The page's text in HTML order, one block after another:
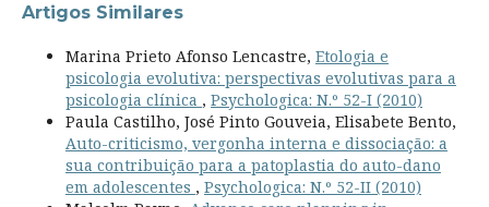
Artigos Similares
Marina Prieto Afonso Lencastre, Etologia e
psicologia evolutiva: perspectivas evolutivas para a
psicologia clínica , Psychologica: N.º 52-I (2010)
Paula Castilho, José Pinto Gouveia, Elisabete Bento,
Auto-criticismo, vergonha interna e dissociação: a
sua contribuição para a patoplastia do auto-dano
em adolescentes , Psychologica: N.º 52-II (2010)